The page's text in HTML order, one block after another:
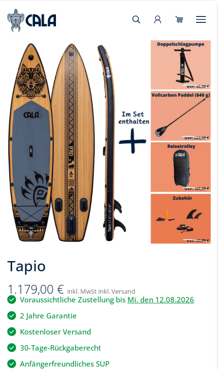
Tapio
1.179,00 € inkl. MwSt inkl. Versand
Voraussichtliche Zustellung bis Mi. den 12.08.2026
2 Jahre Garantie
Kostenloser Versand
30-Tage-Rückgaberecht
Anfängerfreundliches SUP